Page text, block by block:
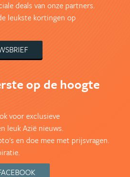
deals van onze partners.
leukste kortingen op
op de hoogte
voor exclusieve
leuk Azië nieuws.
en doe mee met prijsvragen.